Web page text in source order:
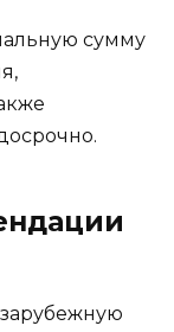
сумму